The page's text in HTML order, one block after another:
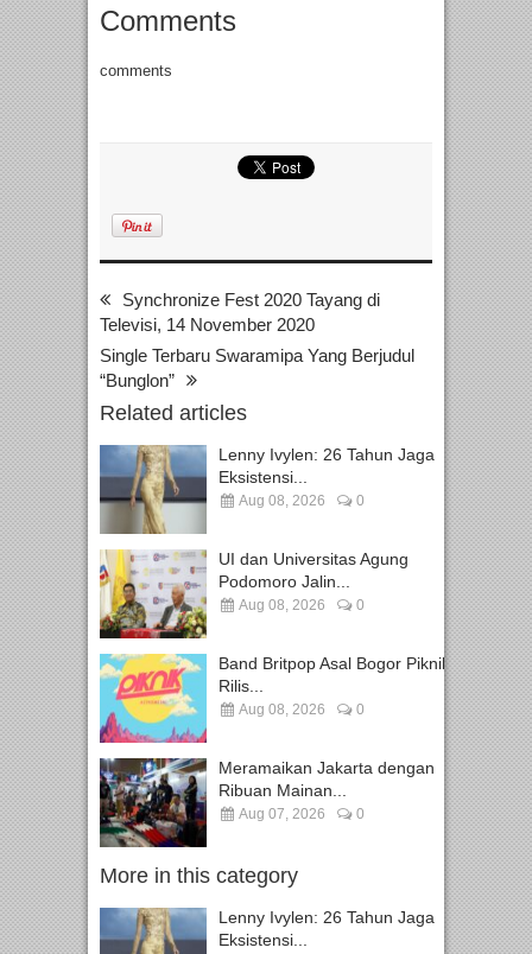
Comments
comments
Synchronize Fest 2020 Tayang di
Televisi, 14 November 2020
Single Terbaru Swaramipa Yang Berjudul
“Bunglon”
Related articles
Lenny Ivylen: 26 Tahun Jaga
Eksistensi...
Aug 08, 2026 0
UI dan Universitas Agung
Podomoro Jalin...
Aug 08, 2026 0
Band Britpop Asal Bogor Piknik
Rilis...
Aug 08, 2026 0
Meramaikan Jakarta dengan
Ribuan Mainan...
Aug 07, 2026 0
More in this category
Lenny Ivylen: 26 Tahun Jaga
Eksistensi...